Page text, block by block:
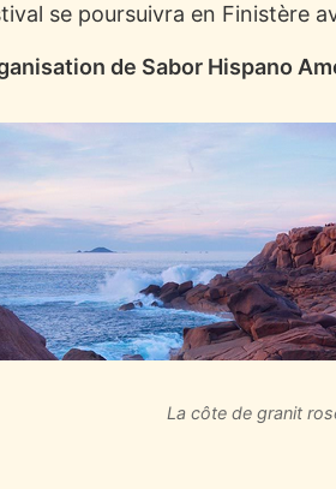
se poursuivra en Finistère
de Sabor Hispano
La côte de granit